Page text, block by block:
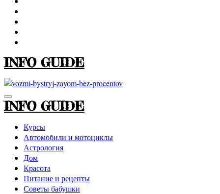
INFO GUIDE
INFO GUIDE
Курсы
Автомобили и мотоциклы
Астрология
Дом
Красота
Питание и рецепты
Советы бабушки